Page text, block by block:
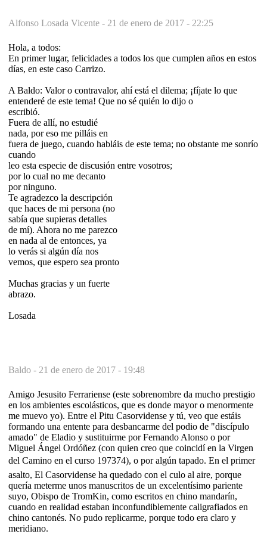
Alfonso Losada Vicente - 21 de enero de 2017 - 22:25
Hola, a todos:
En primer lugar, felicidades a todos los que cumplen años en estos
días, en este caso Carrizo.
A Baldo: Valor o contravalor, ahí está el dilema; ¡fíjate lo que
entenderé de este tema! Que no sé quién lo dijo o
escribió.
Fuera de allí, no estudié
nada, por eso me pilláis en
fuera de juego, cuando habláis de este tema; no obstante me sonrío
cuando
leo esta especie de discusión entre vosotros;
por lo cual no me decanto
por ninguno.
Te agradezco la descripción
que haces de mi persona (no
sabía que supieras detalles
de mí). Ahora no me parezco
en nada al de entonces, ya
lo verás si algún día nos
vemos, que espero sea pronto
Muchas gracias y un fuerte
abrazo.
Losada
Baldo - 21 de enero de 2017 - 19:48
Amigo Jesusito Ferrariense (este sobrenombre da mucho prestigio
en los ambientes escolásticos, que es donde mayor o menormente
me muevo yo). Entre el Pitu Casorvidense y tú, veo que estáis
formando una entente para desbancarme del podio de "discípulo
amado" de Eladio y sustituirme por Fernando Alonso o por
Miguel Ángel Ordóñez (con quien creo que coincidí en la Virgen
del Camino en el curso 197374), o por algún tapado. En el primer
asalto, El Casorvidense ha quedado con el culo al aire, porque
quería meterme unos manuscritos de un excelentísimo pariente
suyo, Obispo de TromKin, como escritos en chino mandarín,
cuando en realidad estaban inconfundiblemente caligrafiados en
chino cantonés. No pudo replicarme, porque todo era claro y
meridiano.